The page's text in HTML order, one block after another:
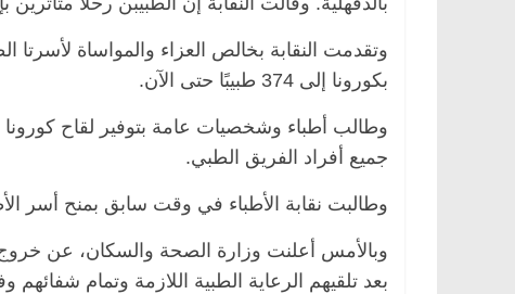
وتقدمت النقابة بخالص العزاء والمواساة لأسرتا
بكورونا إلى 374 طبيبًا حتى الآن.
وطالب أطباء وشخصيات عامة بتوفير لقاح كورونا
جميع أفراد الفريق الطبي.
وطالبت نقابة الأطباء في وقت سابق بمنح أسر
بعد تلقيهم الرعاية الطبية اللازمة وتمام